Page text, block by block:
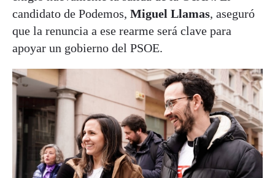
candidato de Podemos, Miguel Llamas, aseguró
que la renuncia a ese rearme será clave para
apoyar un gobierno del PSOE.